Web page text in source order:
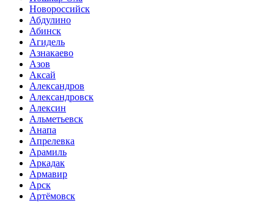
Новороссийск
Абдулино
Абинск
Агидель
Азнакаево
Азов
Аксай
Александров
Александровск
Алексин
Альметьевск
Анапа
Апрелевка
Арамиль
Аркадак
Армавир
Арск
Артёмовск